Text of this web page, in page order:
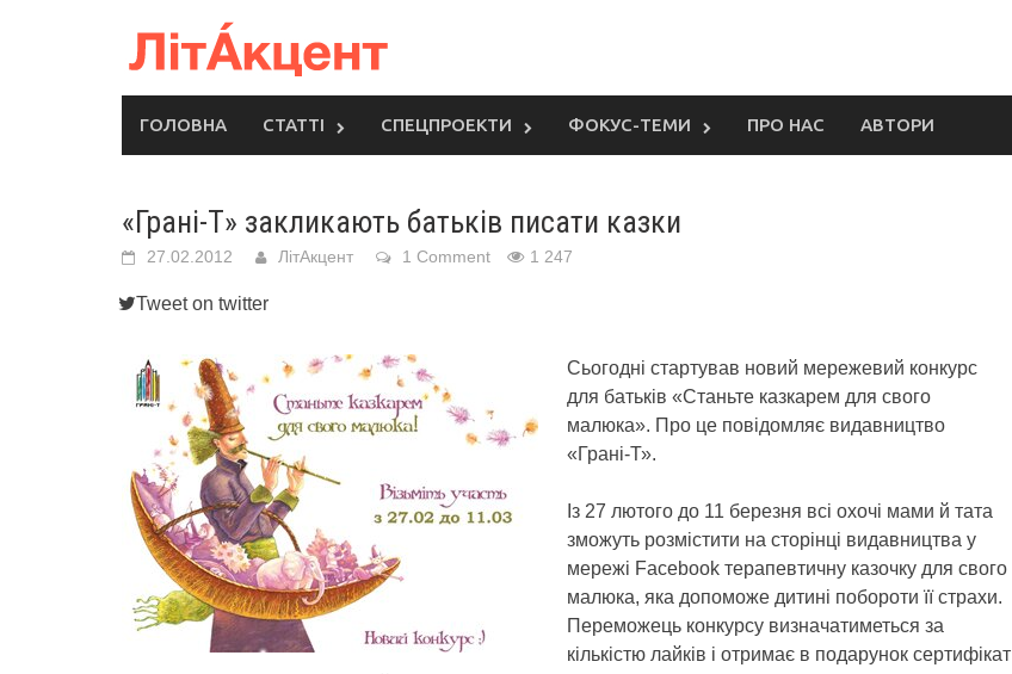
ГОЛОВНА СТАТТІ СПЕЦПРОЕКТИ ФОКУС-ТЕМИ ПРО НАС АВТОРИ
«Грані-Т» закликають батьків писати казки
27.02.2012 ЛітАкцент 1 Comment 1 247
Tweet on twitter
Сьогодні стартував новий мережевий конкурс
для батьків «Станьте казкарем для свого
малюка». Про це повідомляє видавництво
«Грані-Т».
Із 27 лютого до 11 березня всі охочі мами й тата
зможуть розмістити на сторінці видавництва у
мережі Facebook терапевтичну казочку для свого
малюка, яка допоможе дитині побороти її страхи.
Переможець конкурсу визначатиметься за
кількістю лайків і отримає в подарунок сертифікат